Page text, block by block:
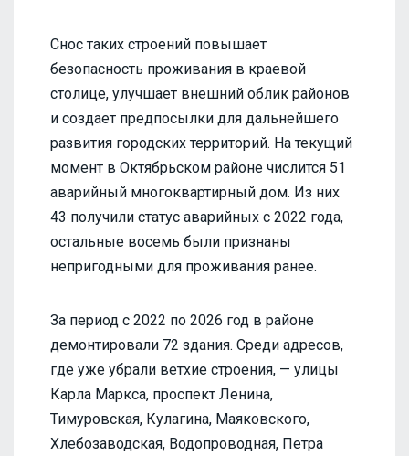
Снос таких строений повышает
безопасность проживания в краевой
столице, улучшает внешний облик районов
и создает предпосылки для дальнейшего
развития городских территорий. На текущий
момент в Октябрьском районе числится 51
аварийный многоквартирный дом. Из них
43 получили статус аварийных с 2022 года,
остальные восемь были признаны
непригодными для проживания ранее.
За период с 2022 по 2026 год в районе
демонтировали 72 здания. Среди адресов,
где уже убрали ветхие строения, — улицы
Карла Маркса, проспект Ленина,
Тимуровская, Кулагина, Маяковского,
Хлебозаводская, Водопроводная, Петра